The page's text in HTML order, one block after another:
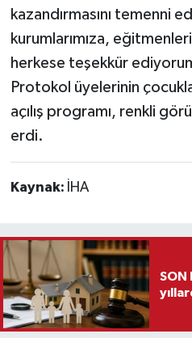
kazandırmasını temenni
kurumlarımıza,
herkese teşekkür
Protokol üyelerinin
açılış programı, renkli
erdi.
Kaynak: İHA
SON